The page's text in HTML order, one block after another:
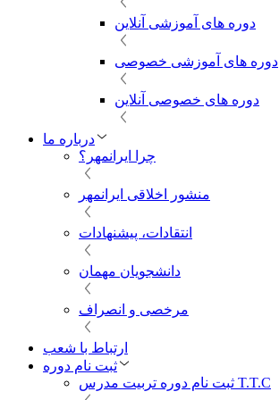
دوره های آموزشی آنلاین
دوره های آموزشی خصوصی
دوره های خصوصی آنلاین
درباره ما
چرا ایرانمهر؟
منشور اخلاقی ایرانمهر
انتقادات، پیشنهادات
دانشجویان مهمان
مرخصی و انصراف
ارتباط با شعب
ثبت نام دوره
ثبت نام دوره تربیت مدرس T.T.C